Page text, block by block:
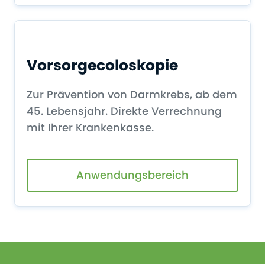
Vorsorgecoloskopie
Zur Prävention von Darmkrebs, ab dem
45. Lebensjahr. Direkte Verrechnung
mit Ihrer Krankenkasse.
Anwendungsbereich